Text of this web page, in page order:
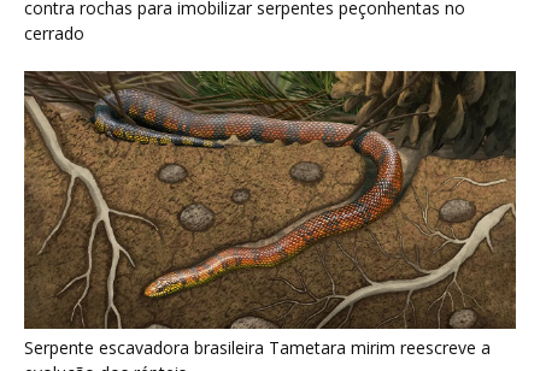
Como a majestosa onça pintada protege as margens dos rios
e sustenta o equilíbrio ecológico na floresta amazônica